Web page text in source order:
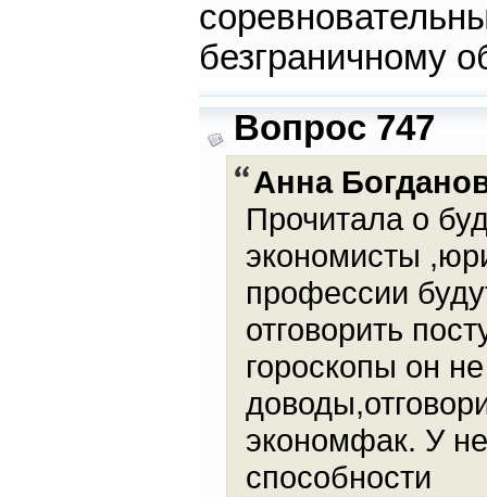
безграничному
Вопрос 747
Анна
Прочитала о
экономисты
профессии
отговорить
гороскопы он
экономфак. У
способности